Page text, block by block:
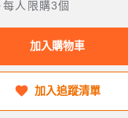
每人限購3個
加入購物車
加入追蹤清單